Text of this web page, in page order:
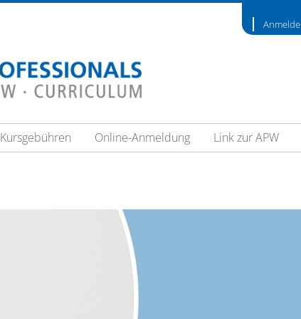
Kursgebühren Online-Anmeldung Link zur APW